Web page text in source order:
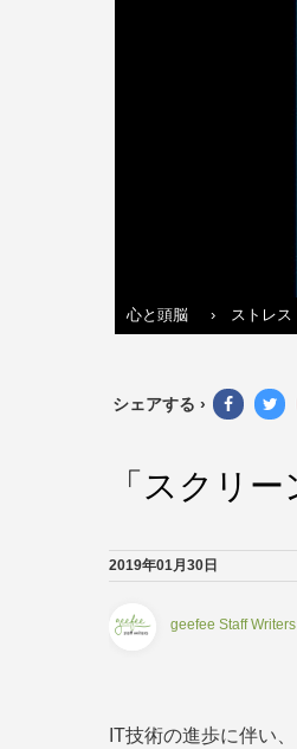
心と頭脳 › ストレス
シェアする ›
「スクリ
2019年01月30日
geefee Staff Writers
IT技術の進歩に伴い